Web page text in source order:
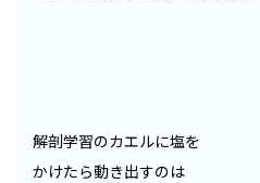
解剖学習のカエルに塩を
かけたら動き出すのは